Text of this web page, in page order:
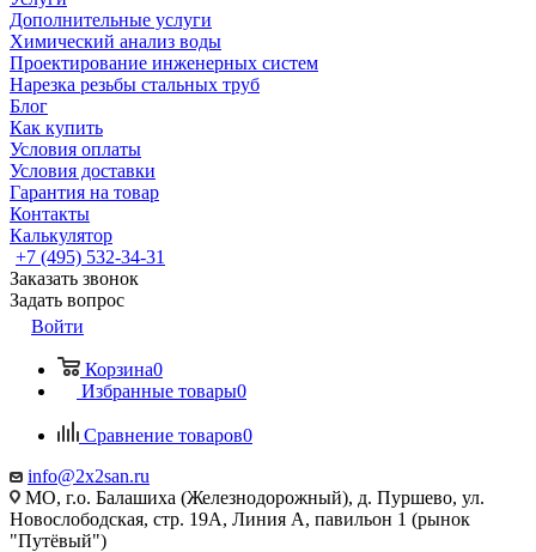
Дополнительные услуги
Химический анализ воды
Проектирование инженерных систем
Нарезка резьбы стальных труб
Блог
Как купить
Условия оплаты
Условия доставки
Гарантия на товар
Контакты
Калькулятор
+7 (495) 532‑34‑31
Заказать звонок
Задать вопрос
Войти
Корзина0
Избранные товары0
Сравнение товаров0
info@2x2san.ru
МО, г.о. Балашиха (Железнодорожный), д. Пуршево, ул.
Новослободская, стр. 19А, Линия А, павильон 1 (рынок
"Путёвый")